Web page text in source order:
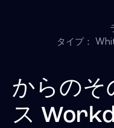
タイプ：
からのそ
ス